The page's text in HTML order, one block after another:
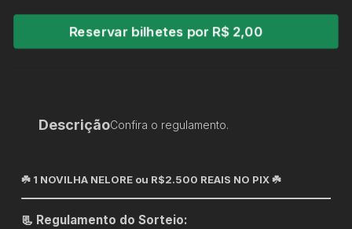
Reservar bilhetes por R$ 2,00
DescriçãoConfira o regulamento.
☘️ 1 NOVILHA NELORE ou R$2.500 REAIS NO PIX ☘️
📃 Regulamento do Sorteio: